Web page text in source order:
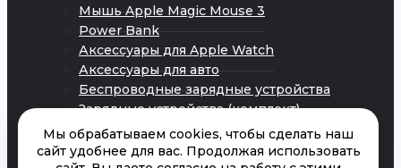
Мы обрабатываем cookies, чтобы сделать наш
сайт удобнее для вас. Продолжая использовать
Мышь Apple Magic Mouse 3
Power Bank
Аксессуары для Apple Watch
Аксессуары для авто
Беспроводные зарядные устройства
Зарядные устройства (комплект)
Кабели Android
Кабели iPhone